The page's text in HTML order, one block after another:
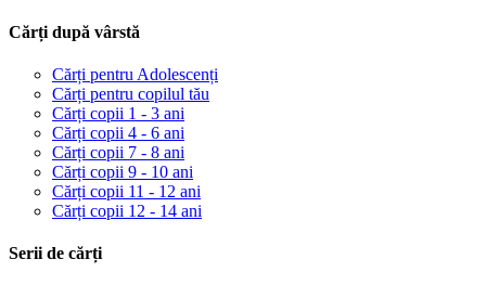
Cărți după vârstă
Cărți pentru Adolescenți
Cărți pentru copilul tău
Cărți copii 1 - 3 ani
Cărți copii 4 - 6 ani
Cărți copii 7 - 8 ani
Cărți copii 9 - 10 ani
Cărți copii 11 - 12 ani
Cărți copii 12 - 14 ani
Serii de cărți